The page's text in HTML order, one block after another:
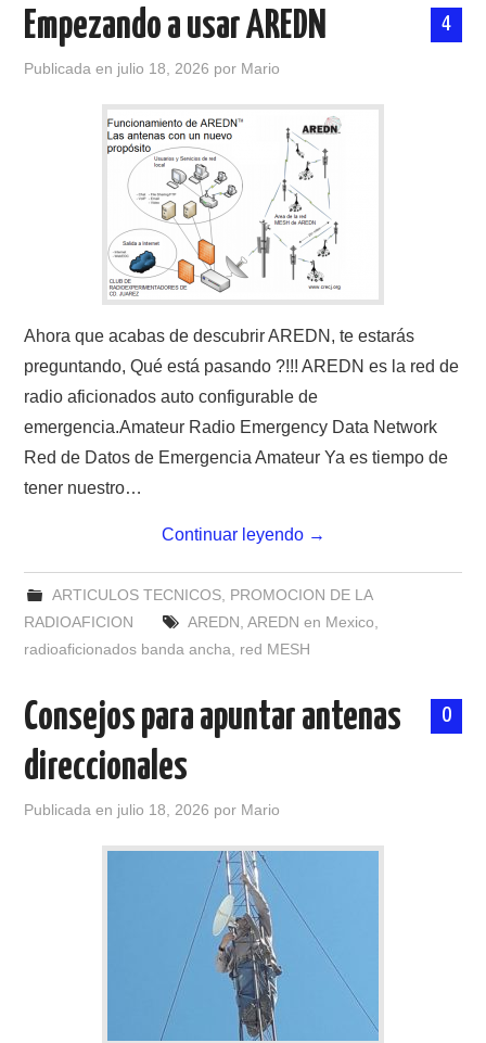
PROPAGACIÓN
SALÓN DE LA FAMA DEL CRECJ
SOLICITUD DE INGRESO
SOTA Y POTA
AUTENTIFICACIÓN DE MIEMBROS DEL
CRECJ
MUMLA APP ( MUY FÁCIL )
4
Empezando a usar AREDN
Publicada en julio 18, 2026 por Mario
Ahora que acabas de descubrir AREDN, te estarás
preguntando, Qué está pasando ?!!! AREDN es la red de
radio aficionados auto configurable de
emergencia.Amateur Radio Emergency Data Network
Red de Datos de Emergencia Amateur Ya es tiempo de
tener nuestro…
Continuar leyendo →
ARTICULOS TECNICOS, PROMOCION DE LA
RADIOAFICION
AREDN, AREDN en Mexico,
radioaficionados banda ancha, red MESH
0
Consejos para apuntar antenas
direccionales
Publicada en julio 18, 2026 por Mario